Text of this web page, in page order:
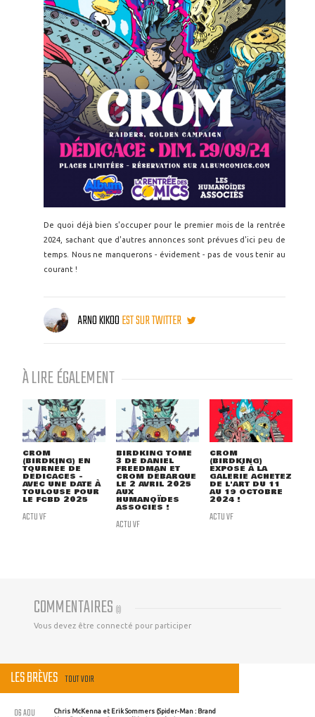
De quoi déjà bien s'occuper pour le premier mois de la rentrée
2024, sachant que d'autres annonces sont prévues d'ici peu de
temps. Nous ne manquerons - évidement - pas de vous tenir au
courant !
ARNO KIKOOEST SUR TWITTER
À LIRE ÉGALEMENT
CROM
(BIRDKING) EN
TOURNÉE DE
DÉDICACES -
AVEC UNE DATE À
TOULOUSE POUR
LE FCBD 2025
ACTU VF
BIRDKING TOME
3 DE DANIEL
FREEDMAN ET
CROM DÉBARQUE
LE 2 AVRIL 2025
AUX
HUMANOÏDES
ASSOCIÉS !
ACTU VF
CROM
(BIRDKING)
EXPOSÉ À LA
GALERIE ACHETEZ
DE L'ART DU 11
AU 19 OCTOBRE
2024 !
ACTU VF
COMMENTAIRES (0)
Vous devez être connecté pour participer
LES BRÈVES TOUT VOIR
Chris McKenna et Erik Sommers (Spider-Man : Brand
06 AOU